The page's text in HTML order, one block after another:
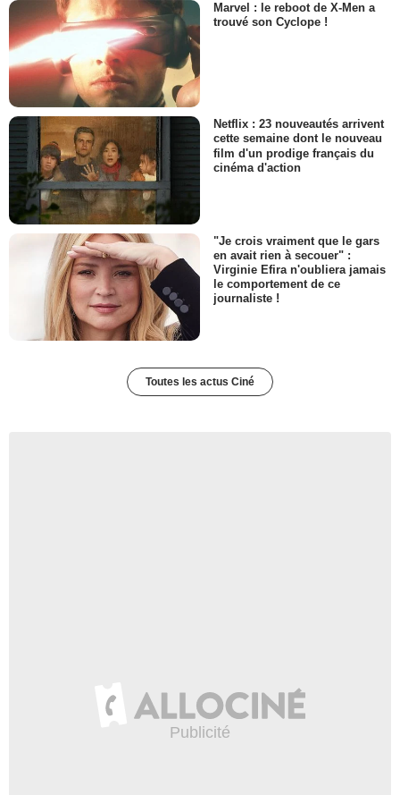
Marvel : le reboot de X-Men a
trouvé son Cyclope !
Netflix : 23 nouveautés arrivent
cette semaine dont le nouveau
film d'un prodige français du
cinéma d'action
"Je crois vraiment que le gars
en avait rien à secouer" :
Virginie Efira n'oubliera jamais
le comportement de ce
journaliste !
Toutes les actus Ciné